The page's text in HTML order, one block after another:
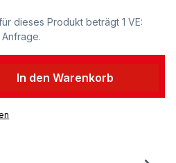
dieses Produkt beträgt 1 VE:
In den Warenkorb